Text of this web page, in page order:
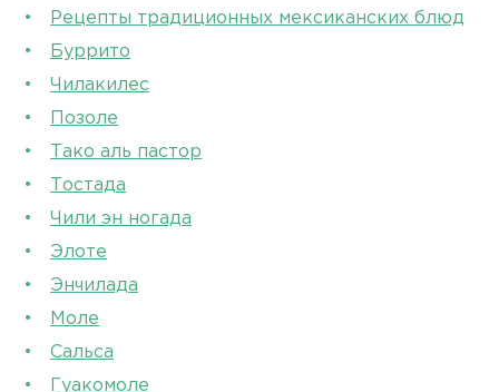
Рецепты традиционных мексиканских блюд
Буррито
Чилакилес
Позоле
Тако аль пастор
Тостада
Чили эн ногада
Элоте
Энчилада
Моле
Сальса
Гуакомоле